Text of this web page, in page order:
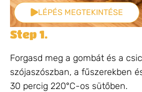
LÉPÉS MEGTEKINTÉSE
Step 1.
Forgasd meg a gombát és a
szójaszószban, a fűszerekben
30 percig 220°C-os sütőben.